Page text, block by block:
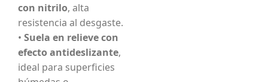
con nitrilo, alta
resistencia al desgaste.
• Suela en relieve con
efecto antideslizante,
ideal para superficies